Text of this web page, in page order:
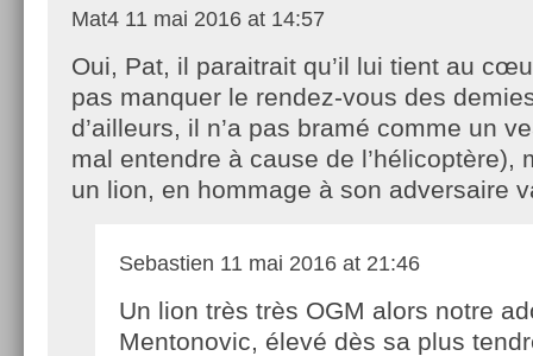
Mat4 11 mai 2016 at 14:57
Oui, Pat, il paraitrait qu’il lui tient au
pas manquer le rendez-vous des
d’ailleurs, il n’a pas bramé comme un
mal entendre à cause de l’hélicoptère),
un lion, en hommage à son adversaire
Sebastien 11 mai 2016 at 21:46
Un lion très très OGM alors notre
Mentonovic, élevé dès sa plus